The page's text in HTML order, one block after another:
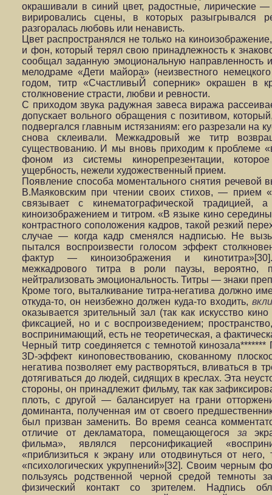
окрашивали в синий цвет, радостные, лирические
вирировались сцены, в которых разыгрывался
разгоралась любовь или ненависть.
Цвет распространялся не только на
и фон, который терял свою принадлежность к
сообщал заданную эмоциональную направленность
мелодраме «Дети майора» (неизвестного
годом, титр «СчастливыЙ соперник» окрашен в
столкновение страсти, любви и ревности.
С приходом звука радужная завеса виража
допускает вольного обращения с позитивом,
подвергался главным истязаниям: его разрезали на
снова склеивали. Межкадровый же титр
существованию. И мы вновь приходим к проблеме
фоном из системы кинорепрезентации,
ущербность, нежели художественный прием.
Появление способа моментального снятия речевой
В.Маяковским при чтении своих стихов, — прием
связывает с кинематографической
киноизображением и титром. «В языке кино
контрастного соположения кадров, такой резкий
случае — когда кадр сменялся надписью. Не
пытался воспроизвести голосом эффект
фактур — киноизображения и
межкадрового титра в роли паузы, вероятно,
нейтрализовать эмоциональность. Титры — знаки
Кроме того, выталкивание титра-негатива должно
откуда-то, он неизбежно должен куда-то входить,
оказывается зрительный зал (так как искусство
фиксацией, но и с воспроизведением;
воспринимающий, есть не теоретическая, а
Черный титр соединяется с темнотой
3D-эффект киноповествованию, скованному
негатива позволяет ему растворяться, вливаться в
дотягиваться до людей, сидящих в креслах. Эта
стороны, он принадлежит фильму, так как
плоть, с другой — балансирует на грани
доминанта, полученная им от своего
был призван заменить. Во время сеанса
отличие от декламатора, помещающегося за
фильма», являлся персонификацией
«приблизиться к экрану или отодвинуться от
«психологических укрупнений»[32]. Своим черным
пользуясь родственной черной средой темноты
физический контакт со зрителем. Надпись